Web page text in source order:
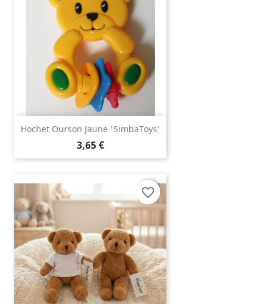
Hochet Ourson Jaune 'SimbaToys'
3,65 €
favorite_border